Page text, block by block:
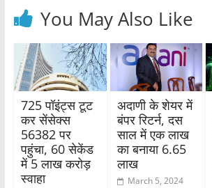
You May Also Like
725 पॉइंट्स टूट
कर सेंसेक्स
56382 पर
पहुंचा, 60 सेकेंड
में 5 लाख करोड़
स्वाहा
अदाणी के शेयर में
बंपर रिटर्न, दस
साल में एक लाख
का बनाया 6.65
लाख
March 5, 2024